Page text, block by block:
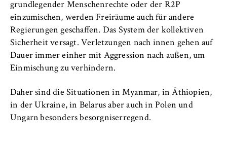
grundlegender Menschenrechte oder der R2P
einzumischen, werden Freiräume auch für andere
Regierungen geschaffen. Das System der kollektiven
Sicherheit versagt. Verletzungen nach innen gehen auf
Dauer immer einher mit Aggression nach außen, um
Einmischung zu verhindern.
Daher sind die Situationen in Myanmar, in Äthiopien,
in der Ukraine, in Belarus aber auch in Polen und
Ungarn besonders besorgniserregend.